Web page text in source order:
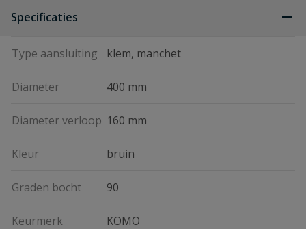
Specificaties
Type aansluiting klem, manchet
Diameter 400 mm
Diameter verloop 160 mm
Kleur bruin
Graden bocht 90
Keurmerk KOMO